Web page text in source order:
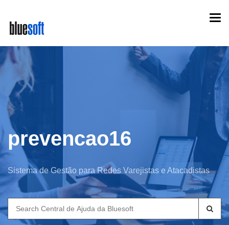
main
content
prevencao16
Sistema de Gestão para Redes Varejistas e Atacadistas
Search
for: